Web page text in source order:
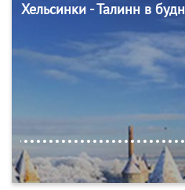
Хельсинки - Талинн в